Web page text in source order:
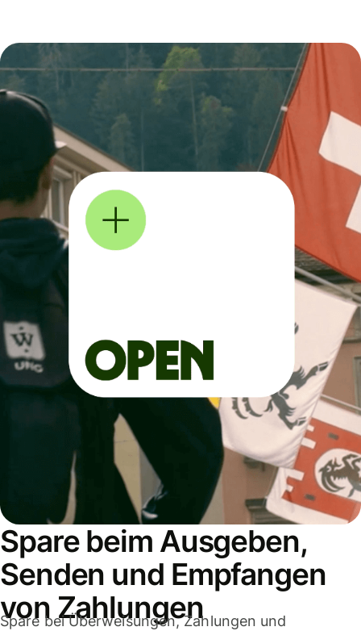
Spare beim Ausgeben,
Senden und Empfangen
von Zahlungen
Spare bei Überweisungen, Zahlungen und